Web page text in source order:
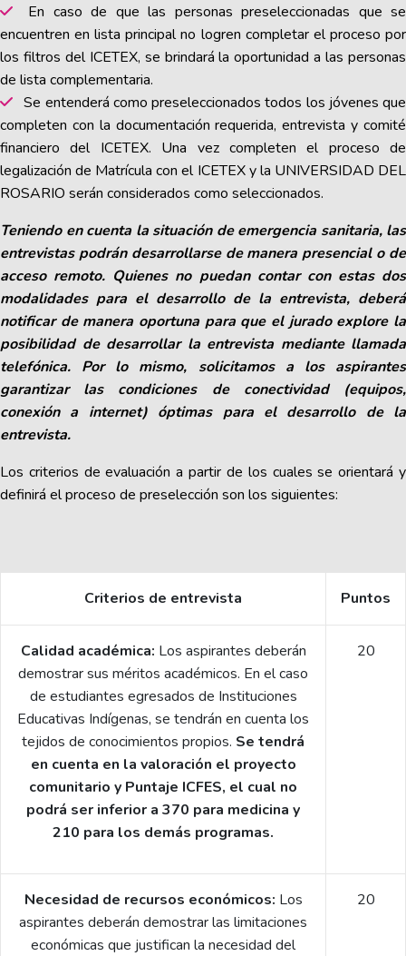
En caso de que las personas preseleccionadas que se
encuentren en lista principal no logren completar el proceso por
los filtros del ICETEX, se brindará la oportunidad a las personas
de lista complementaria.
Se entenderá como preseleccionados todos los jóvenes que
completen con la documentación requerida, entrevista y comité
financiero del ICETEX. Una vez completen el proceso de
legalización de Matrícula con el ICETEX y la UNIVERSIDAD DEL
ROSARIO serán considerados como seleccionados.
Teniendo en cuenta la situación de emergencia sanitaria, las
entrevistas podrán desarrollarse de manera presencial o de
acceso remoto. Quienes no puedan contar con estas dos
modalidades para el desarrollo de la entrevista, deberá
notificar de manera oportuna para que el jurado explore la
posibilidad de desarrollar la entrevista mediante llamada
telefónica. Por lo mismo, solicitamos a los aspirantes
garantizar las condiciones de conectividad (equipos,
conexión a internet) óptimas para el desarrollo de la
entrevista.
Los criterios de evaluación a partir de los cuales se orientará y
definirá el proceso de preselección son los siguientes:
Criterios de entrevista Puntos
Calidad académica: Los aspirantes deberán
demostrar sus méritos académicos. En el caso
de estudiantes egresados de Instituciones
Educativas Indígenas, se tendrán en cuenta los
tejidos de conocimientos propios. Se tendrá
en cuenta en la valoración el proyecto
comunitario y Puntaje ICFES, el cual no
podrá ser inferior a 370 para medicina y
210 para los demás programas.
20
Necesidad de recursos económicos: Los
aspirantes deberán demostrar las limitaciones
económicas que justifican la necesidad del
20